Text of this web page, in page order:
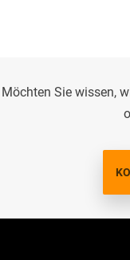
Möchten Sie wissen,